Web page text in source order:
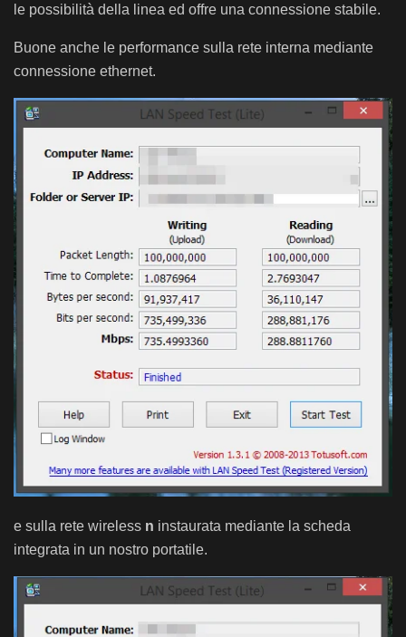
le possibilità della linea ed offre una connessione stabile.
Buone anche le performance sulla rete interna mediante
connessione ethernet.
e sulla rete wireless n instaurata mediante la scheda
integrata in un nostro portatile.